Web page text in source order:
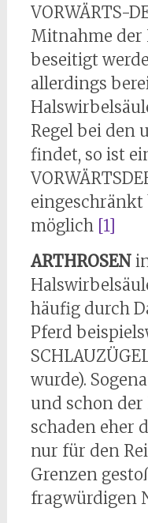
VORWÄRTS-
Mitnahme der
beseitigt
allerdings
Regel bei den
findet, so ist
möglich [1]
ARTHROSEN
häufig durch
Pferd
wurde).
und schon der
schaden eher
nur für den
Grenzen
fragwürdigen